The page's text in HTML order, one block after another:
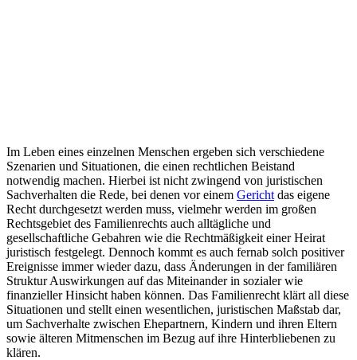
Im Leben eines einzelnen Menschen ergeben sich verschiedene
Szenarien und Situationen, die einen rechtlichen Beistand
notwendig machen. Hierbei ist nicht zwingend von juristischen
Sachverhalten die Rede, bei denen vor einem Gericht das eigene
Recht durchgesetzt werden muss, vielmehr werden im großen
Rechtsgebiet des Familienrechts auch alltägliche und
gesellschaftliche Gebahren wie die Rechtmäßigkeit einer Heirat
juristisch festgelegt. Dennoch kommt es auch fernab solch positiver
Ereignisse immer wieder dazu, dass Änderungen in der familiären
Struktur Auswirkungen auf das Miteinander in sozialer wie
finanzieller Hinsicht haben können. Das Familienrecht klärt all diese
Situationen und stellt einen wesentlichen, juristischen Maßstab dar,
um Sachverhalte zwischen Ehepartnern, Kindern und ihren Eltern
sowie älteren Mitmenschen im Bezug auf ihre Hinterbliebenen zu
klären.